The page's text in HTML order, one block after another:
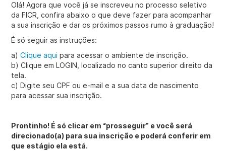
Olá! Agora que você já se inscreveu no processo seletivo
da FICR, confira abaixo o que deve fazer para acompanhar
a sua inscrição e dar os próximos passos rumo à graduação!
É só seguir as instruções:
a)Clique aqui para acessar o ambiente de inscrição.
b) Clique em LOGIN, localizado no canto superior direito da
tela.
c) Digite seu CPF ou e-mail e a sua data de nascimento
para acessar sua inscrição.
Prontinho! É só clicar em “prosseguir” e você será
direcionado(a) para sua inscrição e poderá conferir em
que estágio ela está.